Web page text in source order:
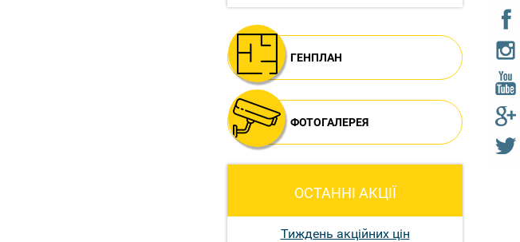
ГЕНПЛАН
ФОТОГАЛЕРЕЯ
ОСТАННІ АКЦІЇ
Тиждень акційних цін